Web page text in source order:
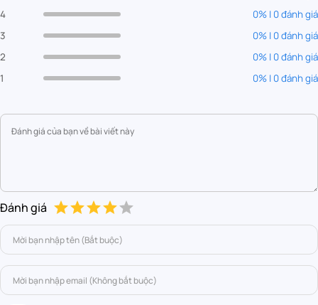
4
0% | 0 đánh giá
3
0% | 0 đánh giá
2
0% | 0 đánh giá
1
0% | 0 đánh giá
Đánh giá